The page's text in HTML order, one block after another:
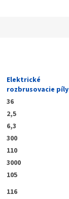
Elektrické
rozbrusovacie píly
36
2,5
6,3
300
110
3000
105
116